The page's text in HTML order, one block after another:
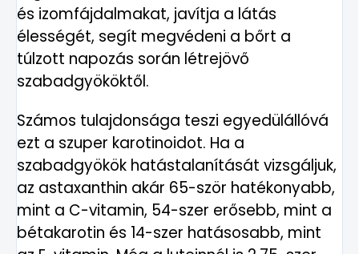
és izomfájdalmakat, javítja a látás
élességét, segít megvédeni a bőrt a
túlzott napozás során létrejövő
szabadgyököktől.
Számos tulajdonsága teszi egyedülállóvá
ezt a szuper karotinoidot. Ha a
szabadgyökök hatástalanítását vizsgáljuk,
az astaxanthin akár 65-ször hatékonyabb,
mint a C-vitamin, 54-szer erősebb, mint a
bétakarotin és 14-szer hatásosabb, mint